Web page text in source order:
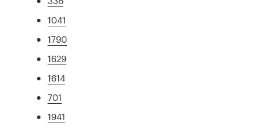
1041
1790
1629
1614
701
1941